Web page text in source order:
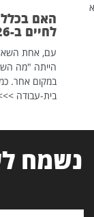
האם בכלל
לחיים ב-2026?
עם, אחת
הייתה "מה
במקום אחר.
בית-עבודה
נשמח